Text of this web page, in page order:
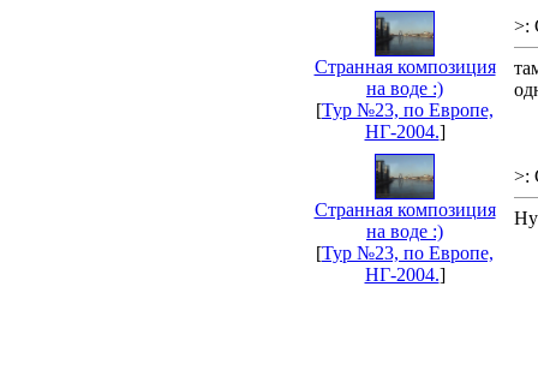
Странная композиция
на воде :)
[Тур №23, по Европе,
НГ-2004.]
>:
Странная композиция
на воде :)
[Тур №23, по Европе,
НГ-2004.]
>:
Ну